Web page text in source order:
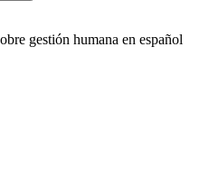
gestión humana en español